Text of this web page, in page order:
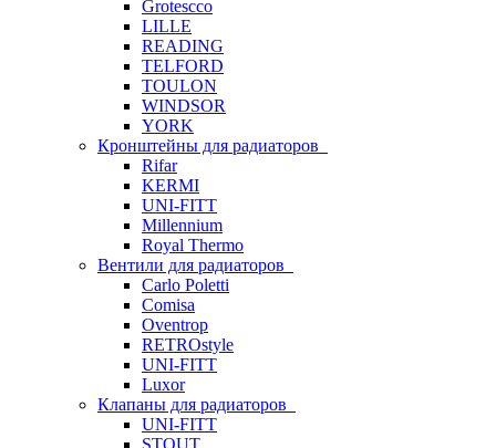
Grotescco
LILLE
READING
TELFORD
TOULON
WINDSOR
YORK
Кронштейны для радиаторов
Rifar
KERMI
UNI-FITT
Millennium
Royal Thermo
Вентили для радиаторов
Carlo Poletti
Comisa
Oventrop
RETROstyle
UNI-FITT
Luxor
Клапаны для радиаторов
UNI-FITT
STOUT